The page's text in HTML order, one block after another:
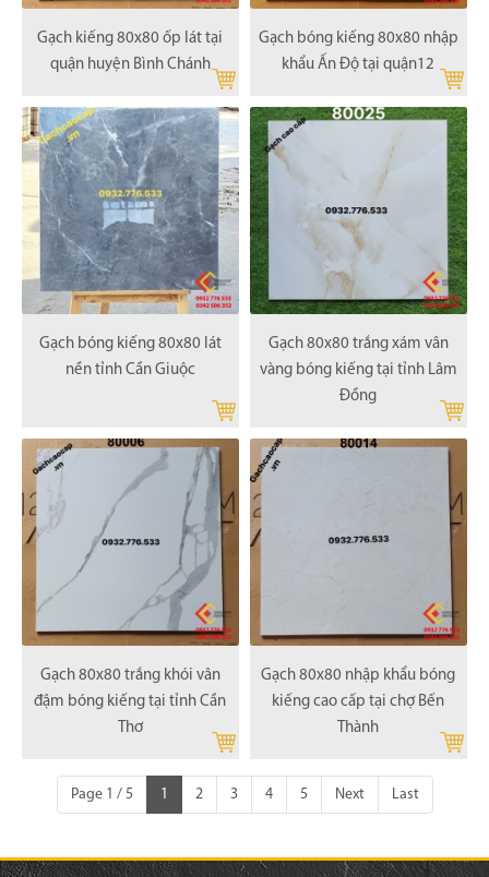
Gạch kiếng 80x80 ốp lát tại
quận huyện Bình Chánh
Gạch bóng kiếng 80x80 nhập
khẩu Ấn Độ tại quận12
Gạch bóng kiếng 80x80 lát
nền tỉnh Cần Giuộc
Gạch 80x80 trắng xám vân
vàng bóng kiếng tại tỉnh Lâm
Đồng
Gạch 80x80 trắng khói vân
đậm bóng kiếng tại tỉnh Cần
Thơ
Gạch 80x80 nhập khẩu bóng
kiếng cao cấp tại chợ Bến
Thành
Page 1 / 5 1 2 3 4 5 Next Last